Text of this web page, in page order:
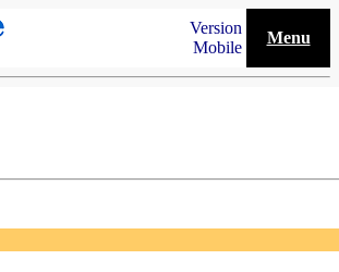
Version
Mobile
Menu